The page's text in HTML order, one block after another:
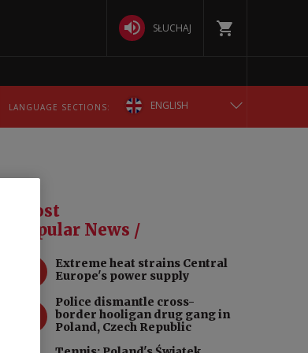
SŁUCHAJ
LANGUAGE SECTIONS: ENGLISH
РУССКИЙ
УКРАЇНСЬКА
Most
Popular News /
Extreme heat strains Central
Europe's power supply
Police dismantle cross-
border hooligan drug gang in
Poland, Czech Republic